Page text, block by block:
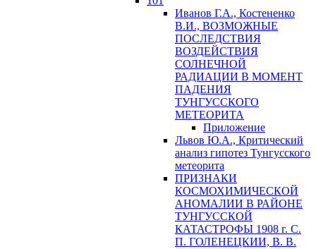
Иванов Г.А., Костененко
В.И., ВОЗМОЖНЫЕ
ПОСЛЕДСТВИЯ
ВОЗДЕЙСТВИЯ
СОЛНЕЧНОЙ
РАДИАЦИИ В МОМЕНТ
ПАДЕНИЯ
ТУНГУССКОГО
MЕТЕОРИТА
Приложение
Львов Ю.A., Критический
анализ гипотез Тунгусского
метеорита
ПРИЗНАКИ
КОСМОХИМИЧЕСКОЙ
АНОМАЛИИ В РАЙОНЕ
ТУНГУССКОЙ
КАТАСТРОФЫ 1908 г. С.
П. ГОЛЕНЕЦКИИ, В. В.